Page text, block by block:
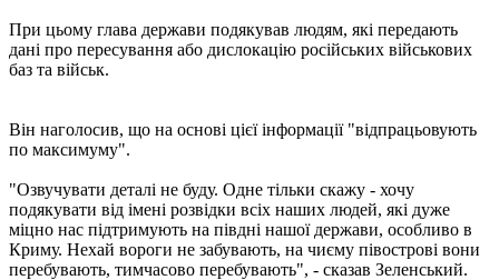
При цьому глава держави подякував людям, які передають
дані про пересування або дислокацію російських військових
баз та військ.
Він наголосив, що на основі цієї інформації "відпрацьовують
по максимуму".
"Озвучувати деталі не буду. Одне тільки скажу - хочу
подякувати від імені розвідки всіх наших людей, які дуже
міцно нас підтримують на півдні нашої держави, особливо в
Криму. Нехай вороги не забувають, на чиєму півострові вони
перебувають, тимчасово перебувають", - сказав Зеленський.